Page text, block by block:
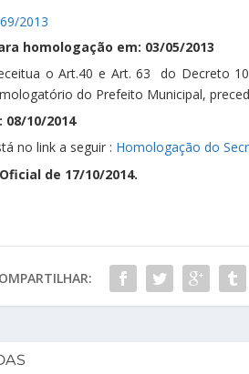
2013
homologação em: 03/05/2013
o Art.40 e Art. 63 do Decreto
do Prefeito Municipal,
10/2014
no link a seguir : Homologação do
de 17/10/2014.